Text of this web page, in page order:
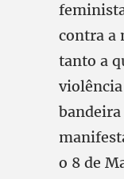
contra a
tanto a
o 8 de